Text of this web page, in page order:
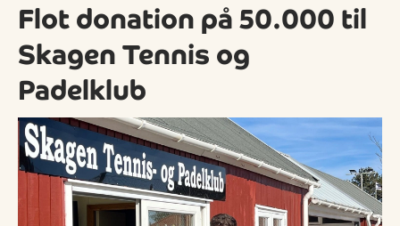
Flot donation på 50.000 til
Skagen Tennis og
Padelklub